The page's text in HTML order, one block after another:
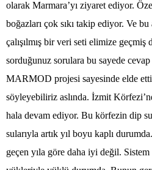
olarak Marmara’yı ziyaret ediyor.
boğazları çok sıkı takip ediyor. Ve
çalışılmış bir veri seti elimize geçmiş
sorduğunuz sorulara bu sayede
MARMOD projesi sayesinde elde
söyleyebiliriz aslında. İzmit
hala devam ediyor. Bu körfezin dip
sularıyla artık yıl boyu kaplı
geçen yıla göre daha iyi değil.